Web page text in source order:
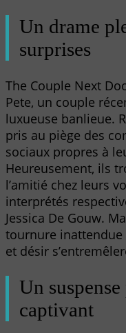
Un drame
surprises
The Couple Next
Pete, un couple
luxueuse banlieue.
pris au piège des
sociaux propres à
Heureusement, ils
l’amitié chez leurs
interprétés
Jessica De Gouw.
tournure inattendue
et désir
Un
captivant